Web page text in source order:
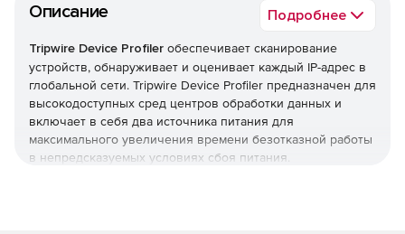
Описание Подробнее
Tripwire Device Profiler обеспечивает сканирование
устройств, обнаруживает и оценивает каждый IP-адрес в
глобальной сети. Tripwire Device Profiler предназначен для
высокодоступных сред центров обработки данных и
включает в себя два источника питания для
максимального увеличения времени безотказной работы
в непредсказуемых условиях сбоя питания.